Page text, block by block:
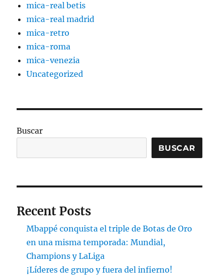
mica-real betis
mica-real madrid
mica-retro
mica-roma
mica-venezia
Uncategorized
Buscar
BUSCAR
Recent Posts
Mbappé conquista el triple de Botas de Oro
en una misma temporada: Mundial,
Champions y LaLiga
¡Líderes de grupo y fuera del infierno!